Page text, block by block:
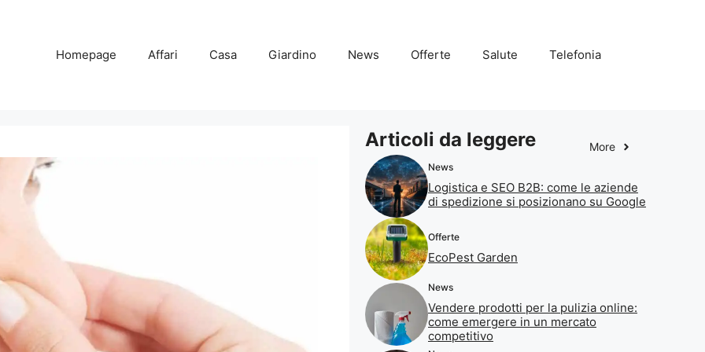
Homepage Affari Casa Giardino News Offerte Salute Telefonia
Articoli da leggere More
News
Logistica e SEO B2B: come le aziende
di spedizione si posizionano su Google
Offerte
EcoPest Garden
News
Vendere prodotti per la pulizia online:
come emergere in un mercato
competitivo